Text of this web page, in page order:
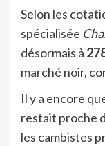
Selon les
spécialisée
désormais à
marché noir,
Il y a encore
restait proche
les cambistes